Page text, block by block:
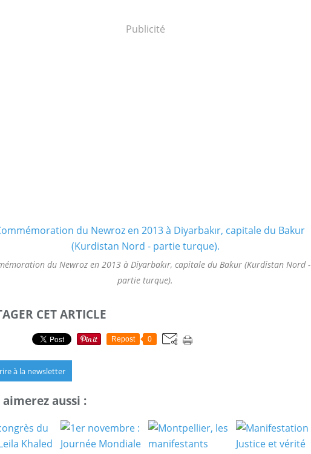
Publicité
du Newroz en 2013 à Diyarbakır, capitale du Bakur (Kurdistan Nord -
partie turque).
CET ARTICLE
Repost 0
à la newsletter
aimerez aussi :